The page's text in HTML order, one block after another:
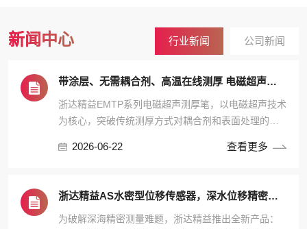
新闻中心 行业新闻 公司新闻
带涂层、无需耦合剂、高温在线测厚 电磁超声测厚笔让工业测厚更简单
浙达精益EMTP系列电磁超声测厚笔，以电磁超声技术
为核心，突破传统测厚方式对耦合剂和表面处理的依
够实现高效、精准测量。
2026-06-22 查看更多
浙达精益AS水密型位移传感器，深水位移精密测量
为破解深海精密测量难题，浙达精益推出全新产品：